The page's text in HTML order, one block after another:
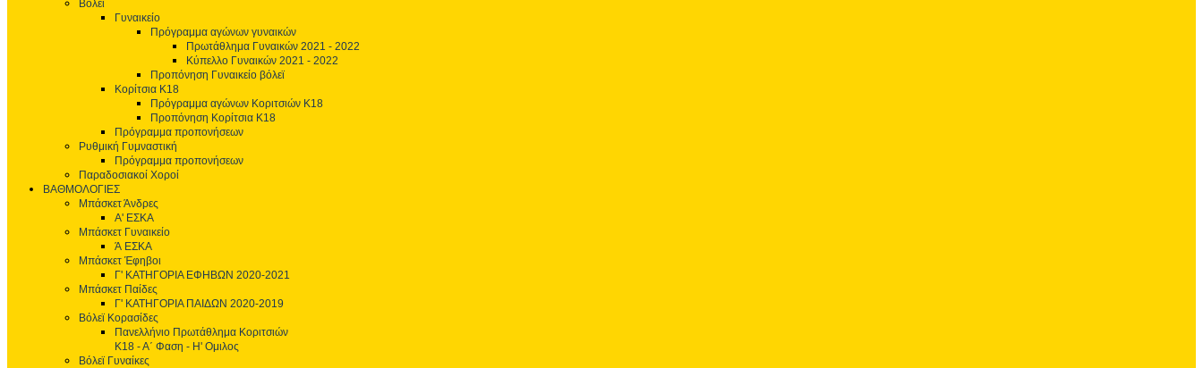
Βόλεϊ
Γυναικείο
Πρόγραμμα αγώνων γυναικών
Πρωτάθλημα Γυναικών 2021 - 2022
Κύπελλο Γυναικών 2021 - 2022
Προπόνηση Γυναικείο βόλεϊ
Κορίτσια Κ18
Πρόγραμμα αγώνων Κοριτσιών Κ18
Προπόνηση Κορίτσια Κ18
Πρόγραμμα προπονήσεων
Ρυθμική Γυμναστική
Πρόγραμμα προπονήσεων
Παραδοσιακοί Χοροί
ΒΑΘΜΟΛΟΓΙΕΣ
Μπάσκετ Άνδρες
Α' ΕΣΚΑ
Μπάσκετ Γυναικείο
Ά ΕΣΚΑ
Μπάσκετ Έφηβοι
Γ' ΚΑΤΗΓΟΡΙΑ ΕΦΗΒΩΝ 2020-2021
Μπάσκετ Παίδες
Γ' ΚΑΤΗΓΟΡΙΑ ΠΑΙΔΩΝ 2020-2019
Βόλεϊ Κορασίδες
Πανελλήνιο Πρωτάθλημα Κοριτσιών
Κ18 - Α΄ Φαση - H' Ομιλος
Βόλεϊ Γυναίκες